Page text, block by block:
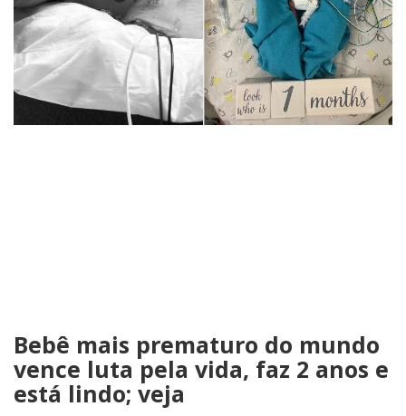
Bebê mais prematuro do mundo
vence luta pela vida, faz 2 anos e
está lindo; veja